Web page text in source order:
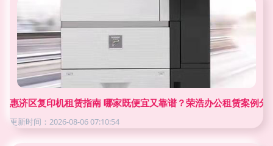
惠济区复印机租赁指南 哪家既便宜又靠谱？荣浩办公租赁案例分
更新时间：2026-08-06 07:10:54